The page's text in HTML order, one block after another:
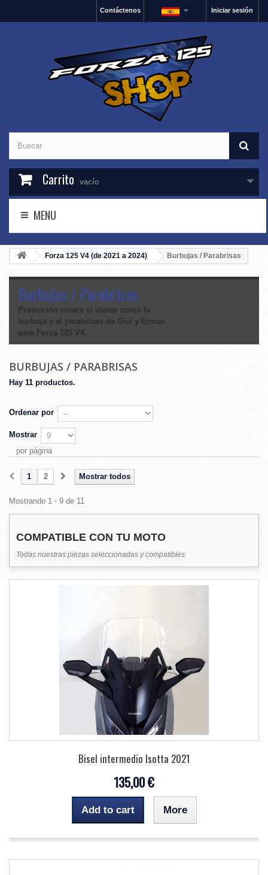
Iniciar sesión
Contáctenos
Carrito vacío
MENU
Forza 125 V4 (de 2021 a 2024) Burbujas / Parabrisas
Burbujas / Parabrisas
Protección contra el viento como la
burbuja y el parabrisas de Givi y Ermax
para Forza 125 V4.
BURBUJAS / PARABRISAS
Hay 11 productos.
Ordenar por
Mostrar
por página
Mostrar todos
1 2
Mostrando 1 - 9 de 11
COMPATIBLE CON TU MOTO
Todas nuestras piezas seleccionadas y compatibles
Bisel intermedio Isotta 2021
135,00 €
Add to cart More